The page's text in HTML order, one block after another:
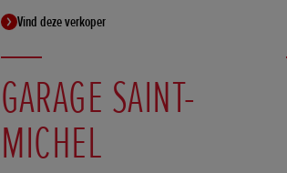
Vind deze verkoper
GARAGE SAINT-
MICHEL